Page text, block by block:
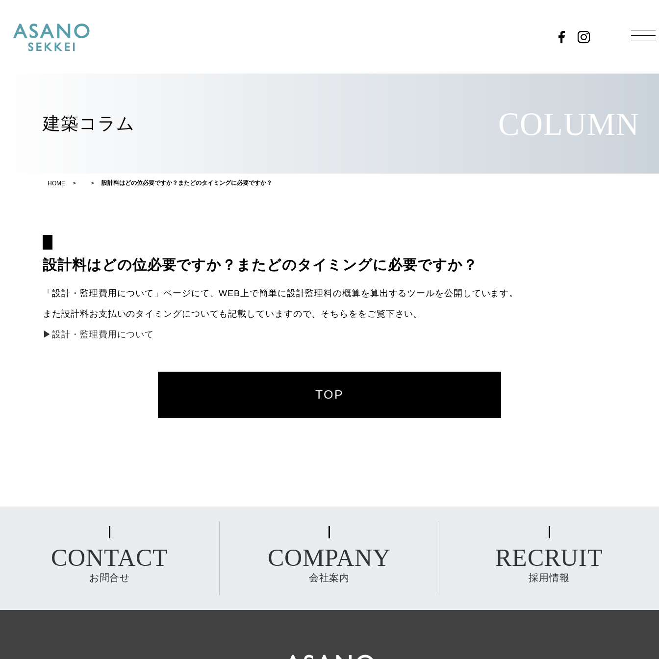
建築コラム COLUMN
HOME > > 設計料はどの位必要ですか？またどのタイミングに必要ですか？
設計料はどの位必要ですか？またどのタイミングに必要ですか？
「設計・監理費用について」ページにて、WEB上で簡単に設計監理料の概算を算出するツールを公開しています。
また設計料お支払いのタイミングについても記載していますので、そちらををご覧下さい。
▶︎設計・監理費用について
TOP
CONTACT
お問合せ
COMPANY
会社案内
RECRUIT
採用情報